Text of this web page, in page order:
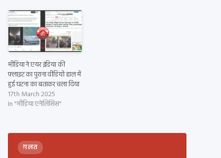
मीडिया ने एयर इंडिया की
फ़्लाइट का पुराना वीडियो हाल में
हुई घटना का बताकर चला दिया
17th March 2025
In "मीडिया एनेलिसिस"
ग़लत